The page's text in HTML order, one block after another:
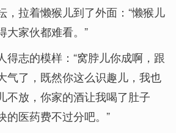
，拉着懒猴儿到了外面：“懒猴儿
大家伙都难看。”
得志的模样：“窝脖儿你成啊，跟
气了，既然你这么识趣儿，我也
不放，你家的酒让我喝了肚子
的医药费不过分吧。”